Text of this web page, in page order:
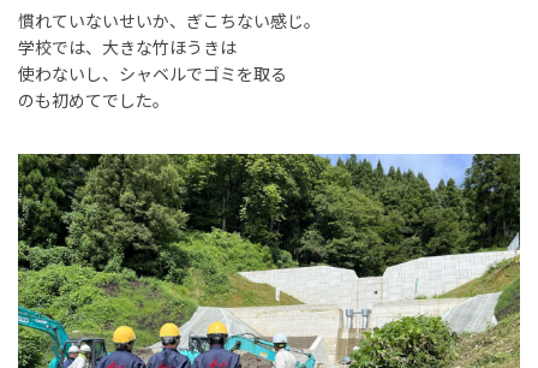
慣れていないせいか、ぎこちない感じ。
学校では、大きな竹ほうきは
使わないし、シャベルでゴミを取る
のも初めてでした。